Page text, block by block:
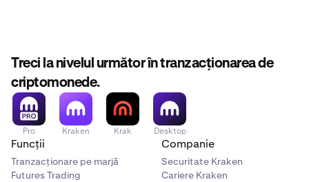
Treci la nivelul următor în tranzacționarea de
criptomonede.
Pro Kraken Krak Desktop
Funcții
Tranzacționare pe marjă
Futures Trading
Companie
Securitate Kraken
Cariere Kraken